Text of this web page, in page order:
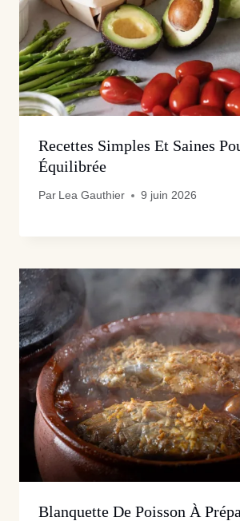
Recettes Simples Et Saines
Équilibrée
Par Lea Gauthier 9 juin 2026
Blanquette De Poisson À